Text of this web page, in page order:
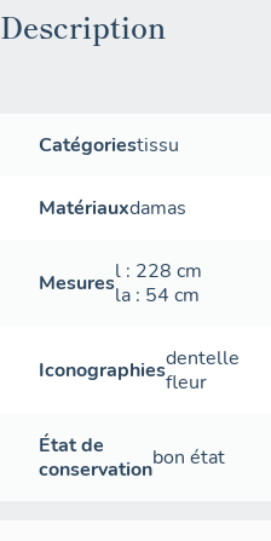
Description
Catégoriestissu
Matériauxdamas
Mesuresl : 228 cm
la : 54 cm
Iconographiesdentelle
fleur
État de
conservationbon état